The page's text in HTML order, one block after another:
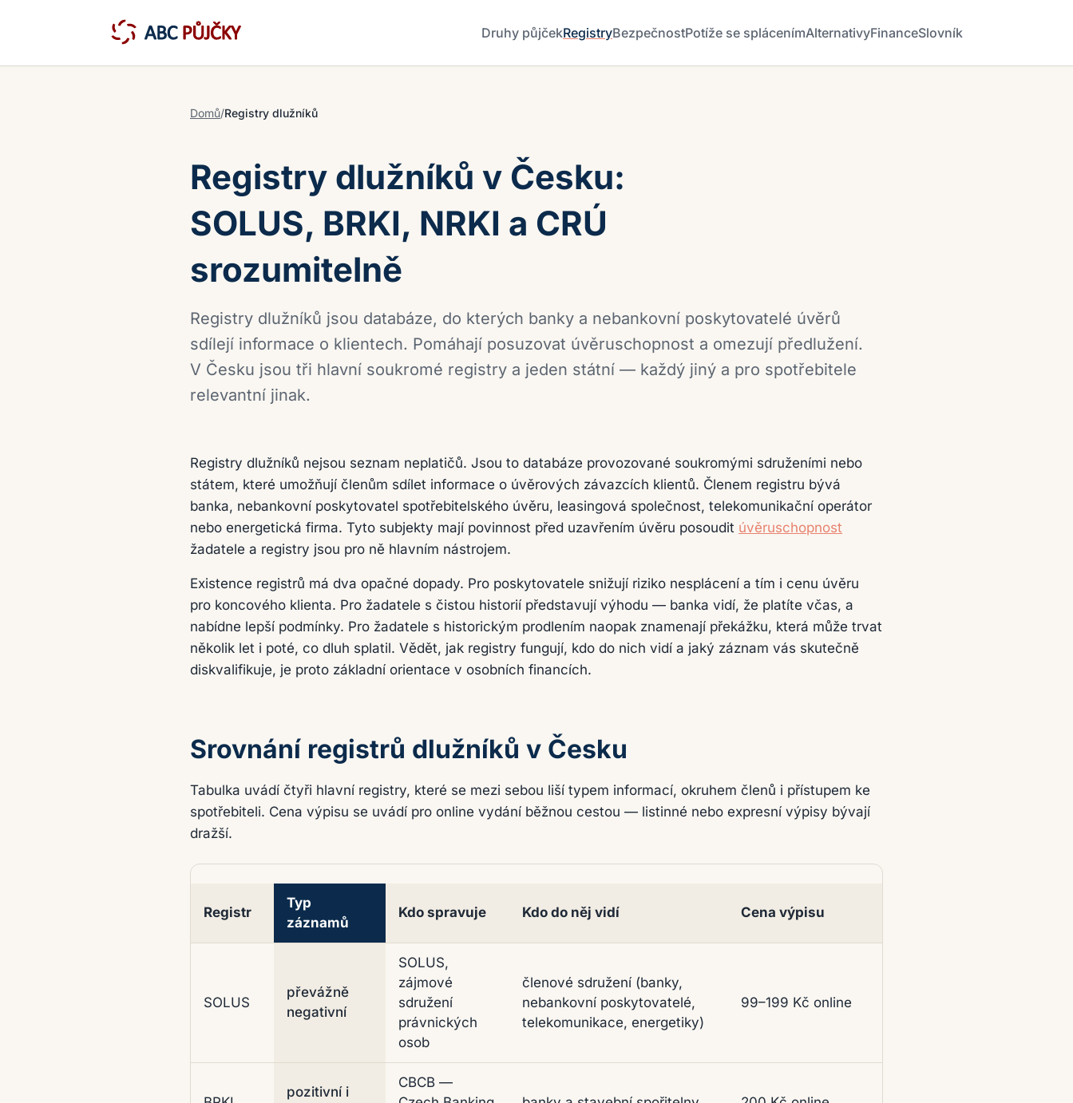
Druhy půjčekRegistryBezpečnostPotíže se splácenímAlternativyFinanceSlovník
Domů/Registry dlužníků
Registry dlužníků v Česku:
SOLUS, BRKI, NRKI a CRÚ
srozumitelně
Registry dlužníků jsou databáze, do kterých banky a nebankovní poskytovatelé úvěrů
sdílejí informace o klientech. Pomáhají posuzovat úvěruschopnost a omezují předlužení.
V Česku jsou tři hlavní soukromé registry a jeden státní — každý jiný a pro spotřebitele
relevantní jinak.
Registry dlužníků nejsou seznam neplatičů. Jsou to databáze provozované soukromými sdruženími nebo
státem, které umožňují členům sdílet informace o úvěrových závazcích klientů. Členem registru bývá
banka, nebankovní poskytovatel spotřebitelského úvěru, leasingová společnost, telekomunikační operátor
nebo energetická firma. Tyto subjekty mají povinnost před uzavřením úvěru posoudit úvěruschopnost
žadatele a registry jsou pro ně hlavním nástrojem.
Existence registrů má dva opačné dopady. Pro poskytovatele snižují riziko nesplácení a tím i cenu úvěru
pro koncového klienta. Pro žadatele s čistou historií představují výhodu — banka vidí, že platíte včas, a
nabídne lepší podmínky. Pro žadatele s historickým prodlením naopak znamenají překážku, která může trvat
několik let i poté, co dluh splatil. Vědět, jak registry fungují, kdo do nich vidí a jaký záznam vás skutečně
diskvalifikuje, je proto základní orientace v osobních financích.
Srovnání registrů dlužníků v Česku
Tabulka uvádí čtyři hlavní registry, které se mezi sebou liší typem informací, okruhem členů i přístupem ke
spotřebiteli. Cena výpisu se uvádí pro online vydání běžnou cestou — listinné nebo expresní výpisy bývají
dražší.
Registr
Typ
záznamů
Kdo spravuje Kdo do něj vidí Cena výpisu
SOLUS
převážně
negativní
SOLUS,
zájmové
sdružení
právnických
osob
členové sdružení (banky,
nebankovní poskytovatelé,
telekomunikace, energetiky)
99–199 Kč online
pozitivní i
CBCB —